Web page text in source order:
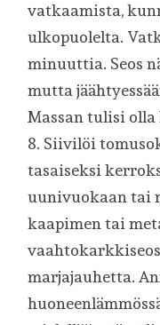
vatkaamista,
ulkopuolelta.
minuuttia. Seos
mutta
Massan tulisi olla
8. Siivilöi
tasaiseksi
uunivuokaan tai
kaapimen tai
marjajauhetta.